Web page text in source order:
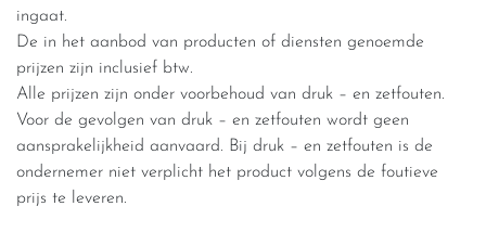
ingaat.
De in het aanbod van producten of diensten genoemde
prijzen zijn inclusief btw.
Alle prijzen zijn onder voorbehoud van druk – en zetfouten.
Voor de gevolgen van druk – en zetfouten wordt geen
aansprakelijkheid aanvaard. Bij druk – en zetfouten is de
ondernemer niet verplicht het product volgens de foutieve
prijs te leveren.